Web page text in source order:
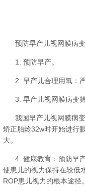
预防早产儿视网膜病
1. 预防早产。
2. 早产儿合理用氧：
3. 早产儿视网膜病变
我国早产儿视网膜病
矫正胎龄32w时开始进行
大。
4. 健康教育：预防早
使患儿的视力保持在较低
ROP患儿视力的根本途径。